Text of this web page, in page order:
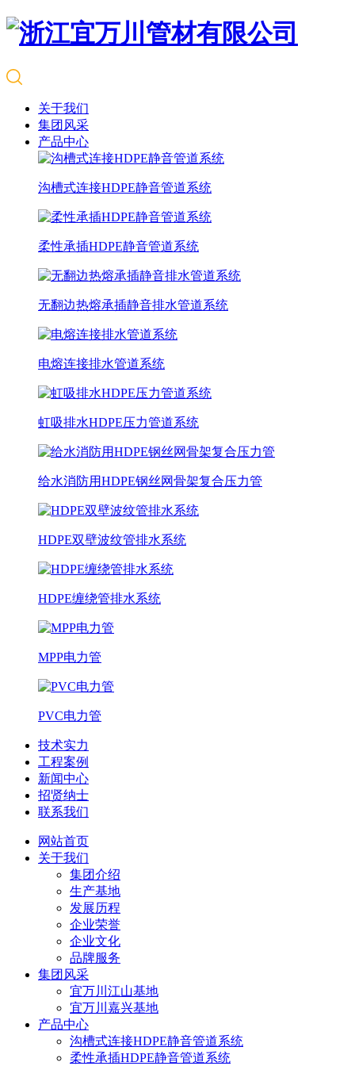
关于我们
集团风采
产品中心
沟槽式连接HDPE静音管道系统
柔性承插HDPE静音管道系统
无翻边热熔承插静音排水管道系统
电熔连接排水管道系统
虹吸排水HDPE压力管道系统
给水消防用HDPE钢丝网骨架复合压力管
HDPE双壁波纹管排水系统
HDPE缠绕管排水系统
MPP电力管
PVC电力管
技术实力
工程案例
新闻中心
招贤纳士
联系我们
网站首页
关于我们
集团介绍
生产基地
发展历程
企业荣誉
企业文化
品牌服务
集团风采
宜万川江山基地
宜万川嘉兴基地
产品中心
沟槽式连接HDPE静音管道系统
柔性承插HDPE静音管道系统